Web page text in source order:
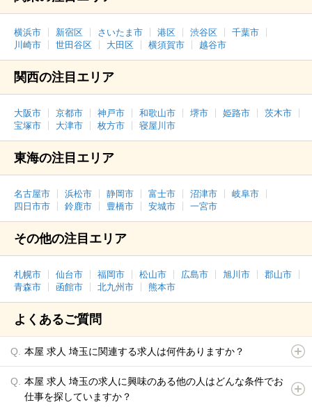
横浜市 新宿区 さいたま市 港区 渋谷区
千葉市
川崎市
世田谷区 大田区 横須賀市 越谷市
関西の注目エリア
大阪市 京都市 神戸市 和歌山市 堺市 姫路市
茨木市
宝塚市
大津市 枚方市 寝屋川市
東海の注目エリア
名古屋市 浜松市 静岡市 富士市 沼津市
岐阜市
四日市市
鈴鹿市 豊橋市 安城市 一宮市
その他の注目エリア
札幌市 仙台市 福岡市 松山市 広島市 旭川市
郡山市
青森市
函館市 北九州市 熊本市
よくあるご質問
本屋 求人 埼玉に関連する求人は何件ありますか？
本屋 求人 埼玉の求人に興味のある他の人はどんな条件でお
仕事を探していますか？